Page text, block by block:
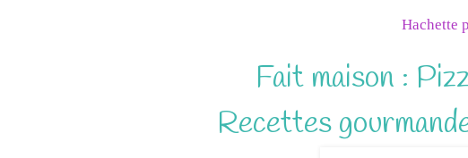
Hachette
Fait maison :
Recettes